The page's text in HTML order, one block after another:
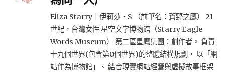
Eliza Starry｜伊莉莎・S （前筆名：蒼野之鷹） 21
世紀，台灣女性 星空文字博物館（Starry Eagle
Words Museum） 第二區星鷹集團：創作者。 負責
十九個世界(包含第0個世界)的整體結構規劃， 以「網
站作為博物館」、 結合現實網站經營與虛擬故事框架